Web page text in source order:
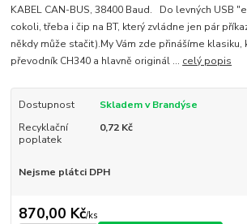
KABEL CAN-BUS, 38400 Baud. Do levných USB
cokoli, třeba i čip na BT, který zvládne jen pár
někdy může stačit).My Vám zde přinášíme klasiku,
převodník CH340 a hlavně originál ... celý popis
Dostupnost
Skladem v Brandýse
Recyklační
poplatek
0,72 Kč
Nejsme plátci DPH
870,00 Kč/ks